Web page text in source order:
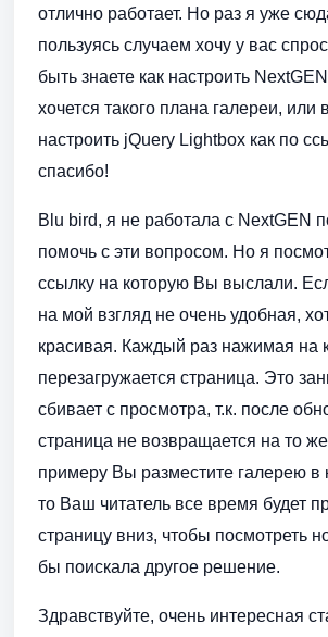
отлично работает. Но раз я уже
пользуясь случаем хочу у вас
быть знаете как настроить
хочется такого плана галереи, или
настроить jQuery Lightbox как по
спасибо!
Blu bird, я не работала с NextGEN
помочь с эти вопросом. Но я
ссылку на которую Вы выслали.
на мой взгляд не очень удобная,
красивая. Каждый раз нажимая на
перезагружается страница. Это
сбивает с просмотра, т.к. после
страница не возвращается на то
примеру Вы разместите галерею в
то Ваш читатель все время будет
страницу вниз, чтобы посмотреть
бы поискала другое решение.
Здравствуйте, очень интересная